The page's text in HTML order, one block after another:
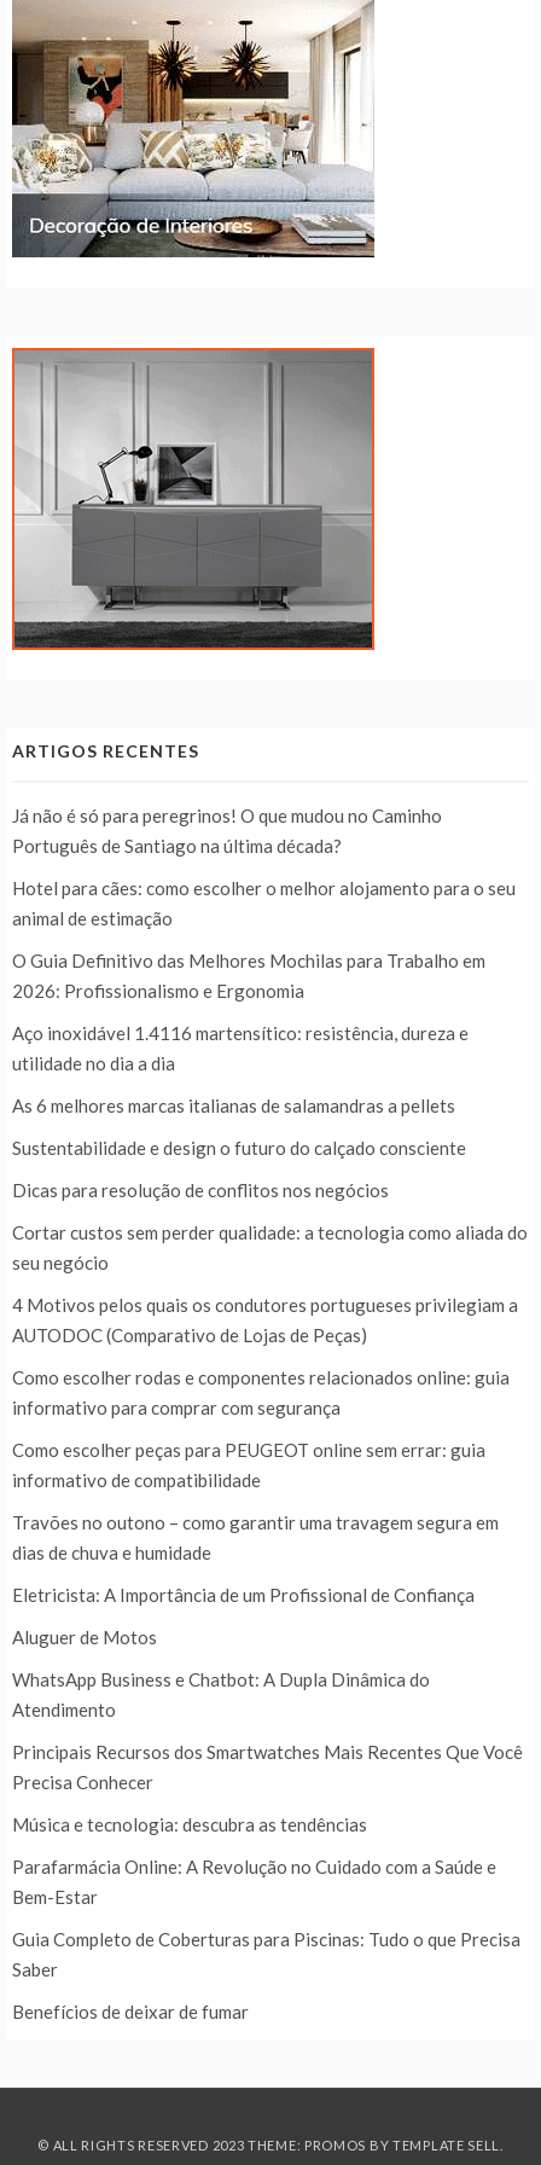
ARTIGOS RECENTES
Já não é só para peregrinos! O que mudou no Caminho
Português de Santiago na última década?
Hotel para cães: como escolher o melhor alojamento para o seu
animal de estimação
O Guia Definitivo das Melhores Mochilas para Trabalho em
2026: Profissionalismo e Ergonomia
Aço inoxidável 1.4116 martensítico: resistência, dureza e
utilidade no dia a dia
As 6 melhores marcas italianas de salamandras a pellets
Sustentabilidade e design o futuro do calçado consciente
Dicas para resolução de conflitos nos negócios
Cortar custos sem perder qualidade: a tecnologia como aliada do
seu negócio
4 Motivos pelos quais os condutores portugueses privilegiam a
AUTODOC (Comparativo de Lojas de Peças)
Como escolher rodas e componentes relacionados online: guia
informativo para comprar com segurança
Como escolher peças para PEUGEOT online sem errar: guia
informativo de compatibilidade
Travões no outono – como garantir uma travagem segura em
dias de chuva e humidade
Eletricista: A Importância de um Profissional de Confiança
Aluguer de Motos
WhatsApp Business e Chatbot: A Dupla Dinâmica do
Atendimento
Principais Recursos dos Smartwatches Mais Recentes Que Você
Precisa Conhecer
Música e tecnologia: descubra as tendências
Parafarmácia Online: A Revolução no Cuidado com a Saúde e
Bem-Estar
Guia Completo de Coberturas para Piscinas: Tudo o que Precisa
Saber
Benefícios de deixar de fumar
© ALL RIGHTS RESERVED 2023 THEME: PROMOS BY TEMPLATE SELL